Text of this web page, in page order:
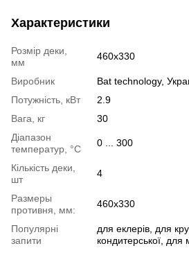
Характеристики
Розмір деки,
мм
460х330
Виробник
Bat technology,
Потужність, кВт
2.9
Вага, кг
30
Діапазон
температур, °С
0 ... 300
Кількість деки,
шт
4
Размеры
противня, мм:
460х330
Популярні
запити
для еклерів, для
кондитерської, для